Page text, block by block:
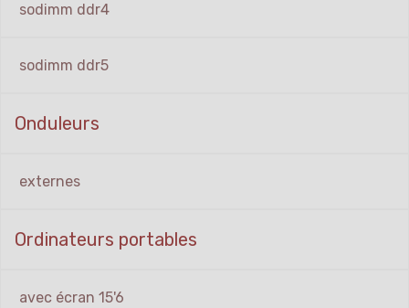
sodimm ddr4
sodimm ddr5
Onduleurs
externes
Ordinateurs portables
avec écran 15'6